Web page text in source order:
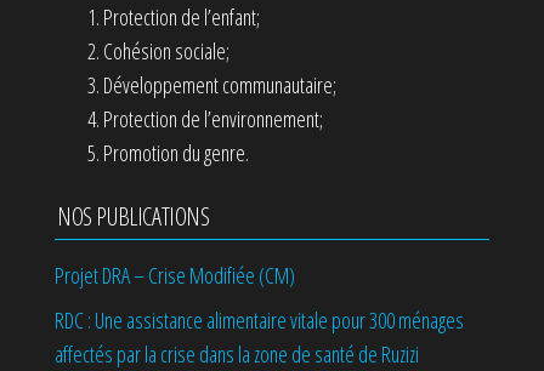
Protection de l’enfant;
Cohésion sociale;
Développement communautaire;
Protection de l’environnement;
Promotion du genre.
NOS PUBLICATIONS
Projet DRA – Crise Modifiée (CM)
RDC : Une assistance alimentaire vitale pour 300 ménages
affectés par la crise dans la zone de santé de Ruzizi